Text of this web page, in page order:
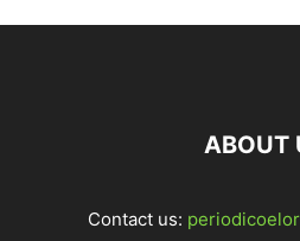
ABOUT
Contact us: